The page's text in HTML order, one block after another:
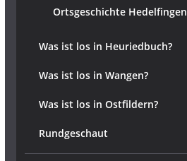
Ortsgeschichte Hedelfingen
Was ist los in Heuriedbuch?
Was ist los in Wangen?
Was ist los in Ostfildern?
Rundgeschaut